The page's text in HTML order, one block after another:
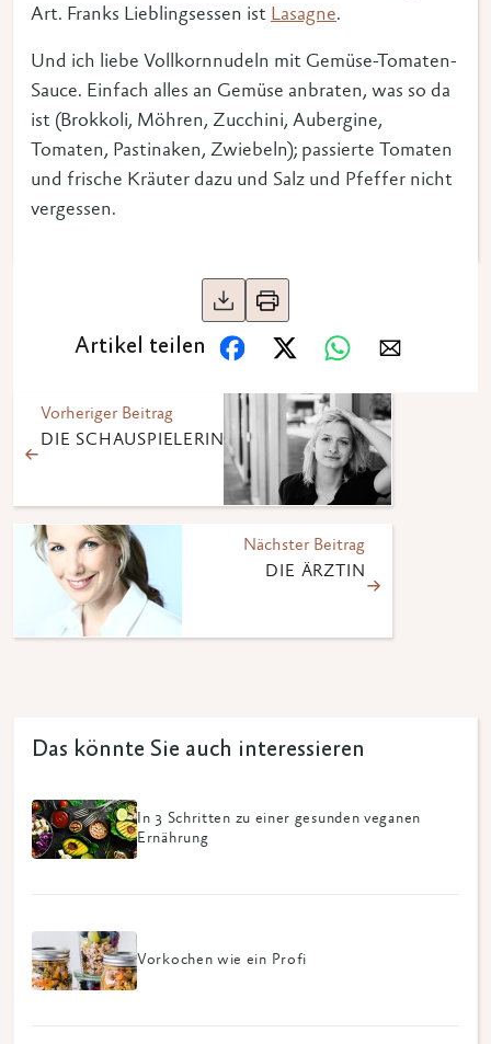
Art. Franks Lieblingsessen ist Lasagne.
Und ich liebe Vollkornnudeln mit Gemüse-Tomaten-
Sauce. Einfach alles an Gemüse anbraten, was so da
ist (Brokkoli, Möhren, Zucchini, Aubergine,
Tomaten, Pastinaken, Zwiebeln); passierte Tomaten
und frische Kräuter dazu und Salz und Pfeffer nicht
vergessen.
Artikel teilen
Vorheriger Beitrag
DIE SCHAUSPIELERIN
Nächster Beitrag
DIE ÄRZTIN
Das könnte Sie auch interessieren
In 3 Schritten zu einer gesunden veganen
Ernährung
Vorkochen wie ein Profi